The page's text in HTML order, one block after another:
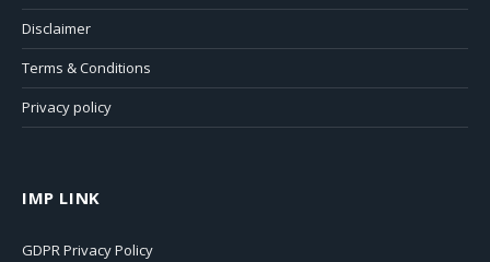
Disclaimer
Terms & Conditions
Privacy policy
IMP LINK
GDPR Privacy Policy